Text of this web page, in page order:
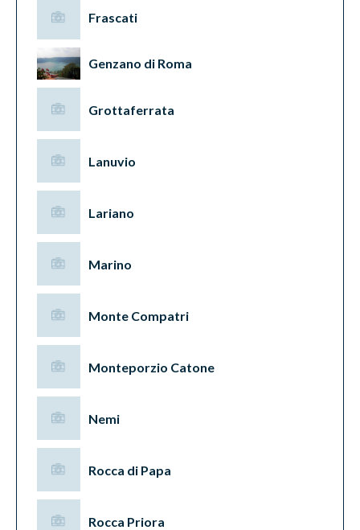
Frascati
Genzano di Roma
Grottaferrata
Lanuvio
Lariano
Marino
Monte Compatri
Monteporzio Catone
Nemi
Rocca di Papa
Rocca Priora